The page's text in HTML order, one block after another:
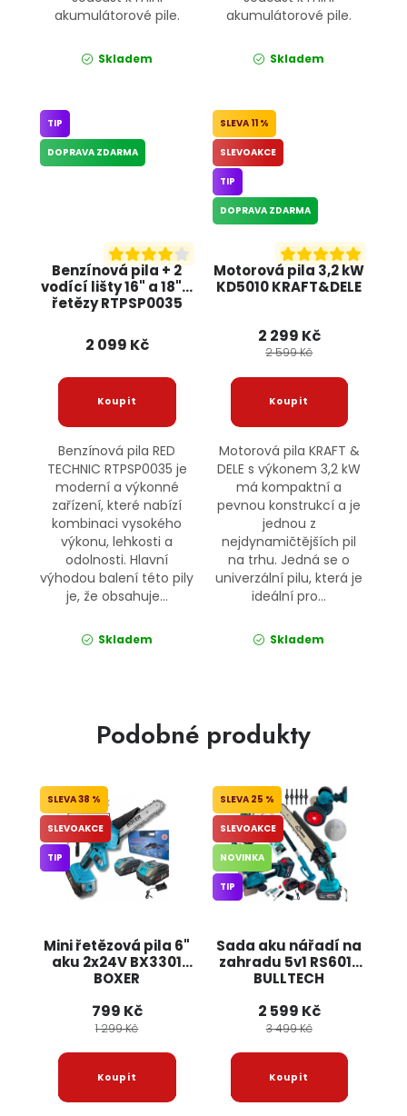
akumulátorové pile.
Skladem
akumulátorové pile.
Skladem
Benzínová pila + 2
vodící lišty 16" a 18" +
řetězy RTPSP0035
TIP
DOPRAVA ZDARMA
2 099 Kč
Benzínová pila RED
TECHNIC RTPSP0035 je
moderní a výkonné
zařízení, které nabízí
kombinaci vysokého
výkonu, lehkosti a
odolnosti. Hlavní
výhodou balení této pily
je, že obsahuje...
Skladem
Motorová pila 3,2 kW
KD5010 KRAFT&DELE
11 %
SLEVOAKCE
TIP
DOPRAVA ZDARMA
2 299 Kč
2 599 Kč
Motorová pila KRAFT &
DELE s výkonem 3,2 kW
má kompaktní a
pevnou konstrukcí a je
jednou z
nejdynamičtějších pil
na trhu. Jedná se o
univerzální pilu, která je
ideální pro...
Skladem
Podobné produkty
Mini řetězová pila 6"
aku 2x24V BX3301
BOXER
38 %
SLEVOAKCE
TIP
799 Kč
1 299 Kč
Sada aku nářadí na
zahradu 5v1 RS6012
BULLTECH
25 %
SLEVOAKCE
NOVINKA
TIP
2 599 Kč
3 499 Kč